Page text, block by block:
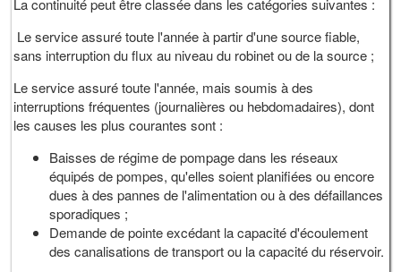
La continuité peut être classée dans les catégories suivantes :
Le service assuré toute l'année à partir d'une source fiable,
sans interruption du flux au niveau du robinet ou de la source ;
Le service assuré toute l'année, mais soumis à des
interruptions fréquentes (journalières ou hebdomadaires), dont
les causes les plus courantes sont :
Baisses de régime de pompage dans les réseaux
équipés de pompes, qu'elles soient planifiées ou encore
dues à des pannes de l'alimentation ou à des défaillances
sporadiques ;
Demande de pointe excédant la capacité d'écoulement
des canalisations de transport ou la capacité du réservoir.